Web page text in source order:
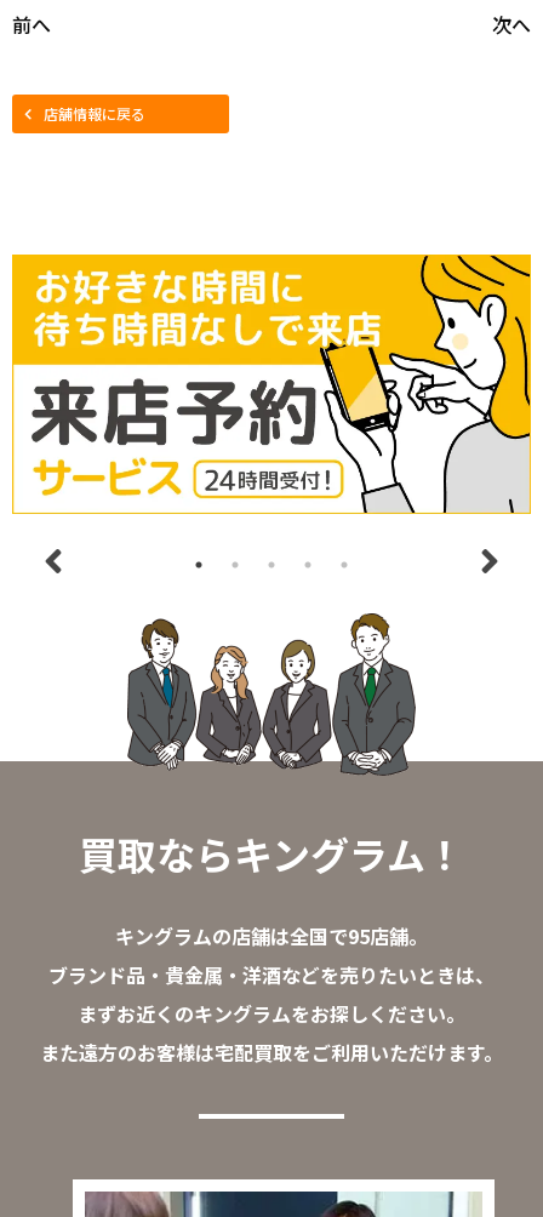
前へ 次へ
店舗情報に戻る
買取ならキングラム！
キングラムの店舗は全国で95店舗。
ブランド品・貴金属・洋酒などを売りたいときは、
まずお近くのキングラムをお探しください。
また遠方のお客様は宅配買取をご利用いただけます。